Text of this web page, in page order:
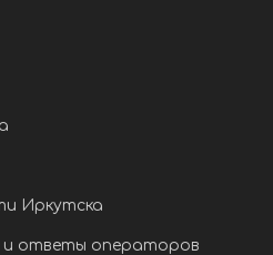
Иркутска
и ответы операторов